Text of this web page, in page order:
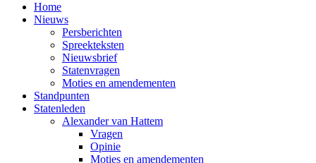
Home
Nieuws
Persberichten
Spreekteksten
Nieuwsbrief
Statenvragen
Moties en amendementen
Standpunten
Statenleden
Alexander van Hattem
Vragen
Opinie
Moties en amendementen